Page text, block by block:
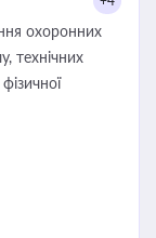
охоронних
технічних